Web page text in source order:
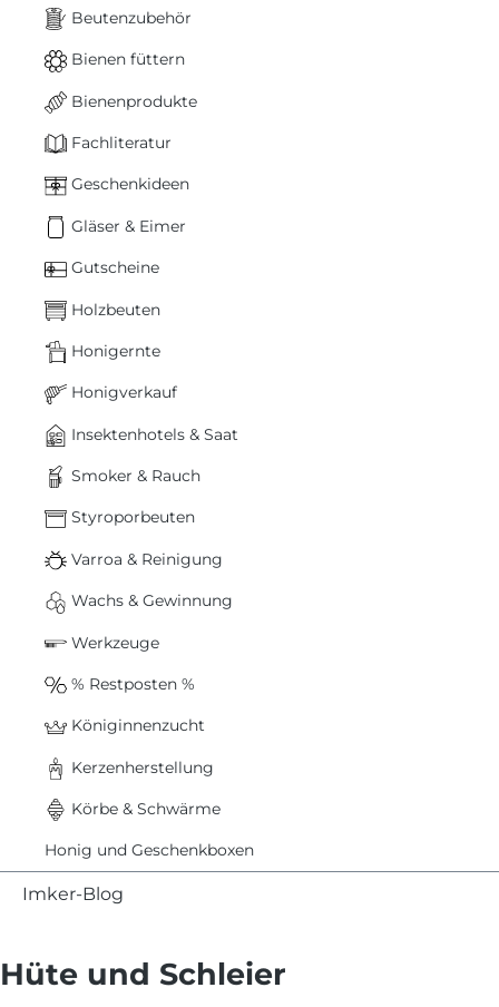
Beutenzubehör
Bienen füttern
Bienenprodukte
Fachliteratur
Geschenkideen
Gläser & Eimer
Gutscheine
Holzbeuten
Honigernte
Honigverkauf
Insektenhotels & Saat
Smoker & Rauch
Styroporbeuten
Varroa & Reinigung
Wachs & Gewinnung
Werkzeuge
% Restposten %
Königinnenzucht
Kerzenherstellung
Körbe & Schwärme
Honig und Geschenkboxen
Imker-Blog
Hüte und Schleier